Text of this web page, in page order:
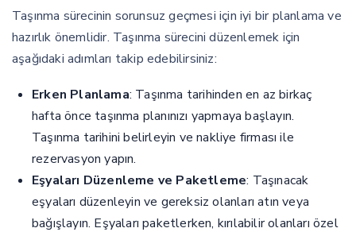
Taşınma sürecinin sorunsuz geçmesi için iyi bir planlama ve
hazırlık önemlidir. Taşınma sürecini düzenlemek için
aşağıdaki adımları takip edebilirsiniz:
Erken Planlama: Taşınma tarihinden en az birkaç
hafta önce taşınma planınızı yapmaya başlayın.
Taşınma tarihini belirleyin ve nakliye firması ile
rezervasyon yapın.
Eşyaları Düzenleme ve Paketleme: Taşınacak
eşyaları düzenleyin ve gereksiz olanları atın veya
bağışlayın. Eşyaları paketlerken, kırılabilir olanları özel